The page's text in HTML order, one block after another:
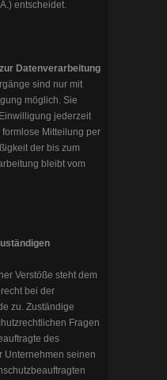
entscheidet.
Datenverarbeitung
sind nur mit
möglich. Sie
jederzeit
Mitteilung per
der bis zum
bleibt vom
Verstöße steht dem
bei der
zu. Zuständige
Fragen
des
Unternehmen seinen